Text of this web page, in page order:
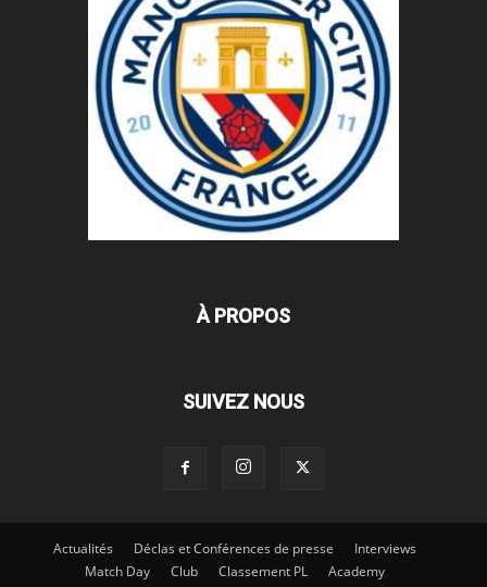
À PROPOS
SUIVEZ NOUS
Actualités Déclas et Conférences de presse
Interviews
Match Day
Club Classement PL
Academy